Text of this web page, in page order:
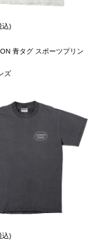
込)
青タグ スポーツプリン
ズ
込)